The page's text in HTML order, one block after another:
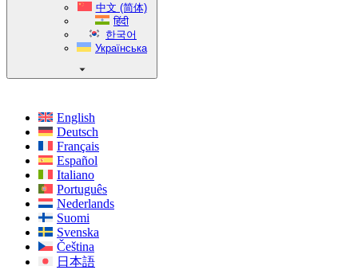
中文 (简体)
हिंदी
한국어
Українська
English
Deutsch
Français
Español
Italiano
Português
Nederlands
Suomi
Svenska
Čeština
日本語